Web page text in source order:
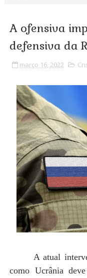
A ofensiva
defensiva da
março 16, 2022
A atual
como Ucrânia